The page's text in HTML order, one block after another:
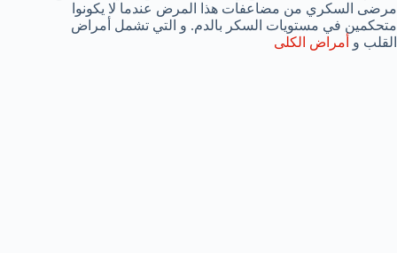
مرضى السكري من مضاعفات هذا المرض عندما لا يكونوا
متحكمين في مستويات السكر بالدم. و التي تشمل أمراض
القلب و أمراض الكلى